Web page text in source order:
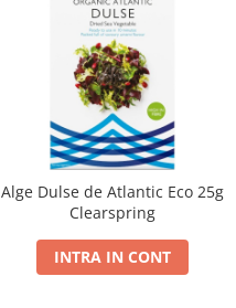
Alge Dulse de Atlantic Eco 25g
Clearspring
INTRA IN CONT